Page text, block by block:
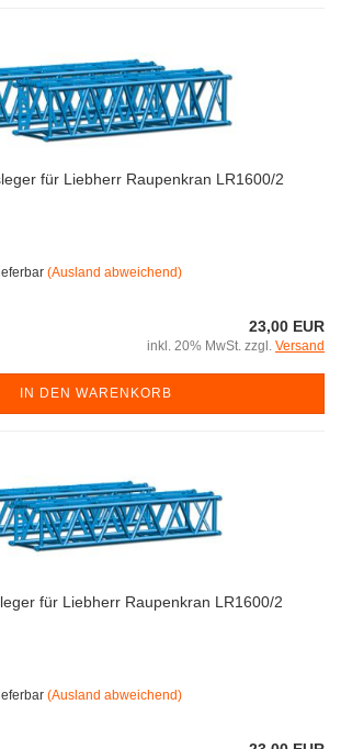
für Liebherr Raupenkran LR1600/2
(Ausland abweichend)
23,00 EUR
inkl. 20% MwSt. zzgl. Versand
IN DEN WARENKORB
für Liebherr Raupenkran LR1600/2
(Ausland abweichend)